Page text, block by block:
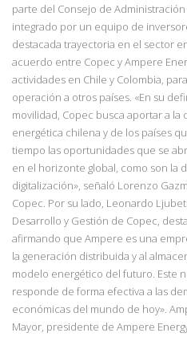
parte del Consejo de
integrado por un equipo de
destacada trayectoria en el sector
acuerdo entre Copec y Ampere
actividades en Chile y Colombia,
operación a otros países. «En su
movilidad, Copec busca aportar a
energética chilena y de los países
tiempo las oportunidades que se
en el horizonte global, como son la
digitalización», señaló Lorenzo
Copec. Por su lado, Leonardo
Desarrollo y Gestión de Copec,
afirmando que Ampere es una
la generación distribuida y al
modelo energético del futuro. Este
responde de forma efectiva a las
económicas del mundo de hoy».
Mayor, presidente de Ampere